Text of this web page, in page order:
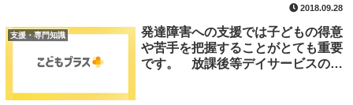
2018.09.28
支援・専門知識
発達障害への支援では子どもの得意
や苦手を把握することがとても重要
です。 放課後等デイサービスのフ